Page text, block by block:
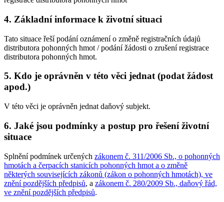
4. Základní informace k životní situaci
Tato situace řeší podání oznámení o změně registračních údajů
distributora pohonných hmot / podání žádosti o zrušení registrace
distributora pohonných hmot.
5. Kdo je oprávněn v této věci jednat (podat žádost
apod.)
V této věci je oprávněn jednat daňový subjekt.
6. Jaké jsou podmínky a postup pro řešení životní
situace
Splnění podmínek určených zákonem č. 311/2006 Sb., o pohonných
hmotách a čerpacích stanicích pohonných hmot a o změně
některých souvisejících zákonů (zákon o pohonných hmotách), ve
znění pozdějších předpisů, a zákonem č. 280/2009 Sb., daňový řád,
ve znění pozdějších předpisů.